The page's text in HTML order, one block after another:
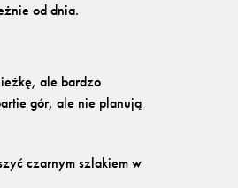
od dnia.
ale bardzo
gór, ale nie planują
czarnym szlakiem w